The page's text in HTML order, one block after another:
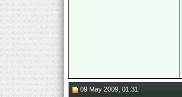
09 May 2009, 01:31